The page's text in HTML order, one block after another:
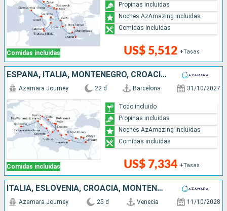
Comidas incluidas US$ 5,512 +Tasas
Propinas incluidas
Noches AzAmazing incluidas
Comidas incluidas
ESPAÑA, ITALIA, MONTENEGRO, CROACIA, GRECIA, CHIPRE, TURQUÍA
Comidas incluidas
Azamara Journey 22 d Barcelona 31/10/2027
US$ 7,334 +Tasas
Todo incluido
Propinas incluidas
Noches AzAmazing incluidas
Comidas incluidas
ITALIA, ESLOVENIA, CROACIA, MONTENEGRO, TURQUÍA, GRECIA
Azamara Journey 25 d Venecia 11/10/2028